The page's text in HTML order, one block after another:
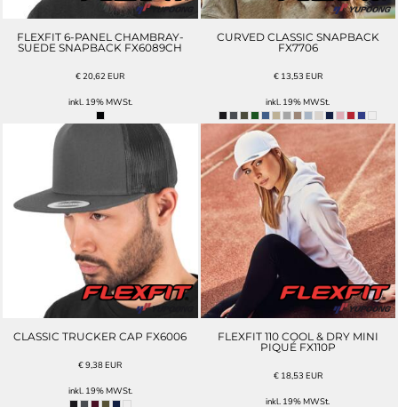
FLEXFIT 6-PANEL CHAMBRAY-
SUEDE SNAPBACK FX6089CH
€20,62EUR
inkl. 19% MWSt.
CURVED CLASSIC SNAPBACK
FX7706
€ 13,53 EUR
inkl. 19% MWSt.
CLASSIC TRUCKER CAP FX6006
€9,38EUR
inkl. 19% MWSt.
FLEXFIT 110 COOL & DRY MINI
PIQUÉ FX110P
€ 18,53 EUR
inkl. 19% MWSt.